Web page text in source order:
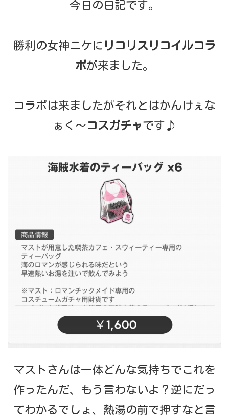
今日の日記です。
勝利の女神ニケに リコリスリコイルコラ
ボが来ました。
コラボは来ましたがそれとはかんけぇな
ぁく〜コスガチャです♪
マストさんは一体どんな気持ちでこれを
作ったんだ、もう言わないよ？逆にだっ
てわかるでしょ、熱湯の前で押すなと言